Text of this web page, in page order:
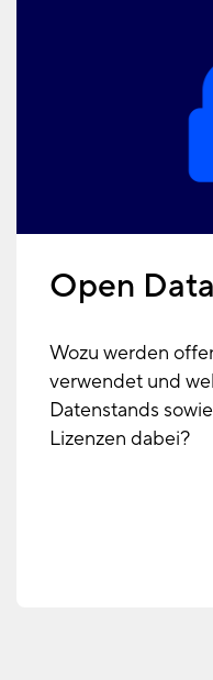
Open
Wozu werden
verwendet und
Datenstands
Lizenzen dabei?